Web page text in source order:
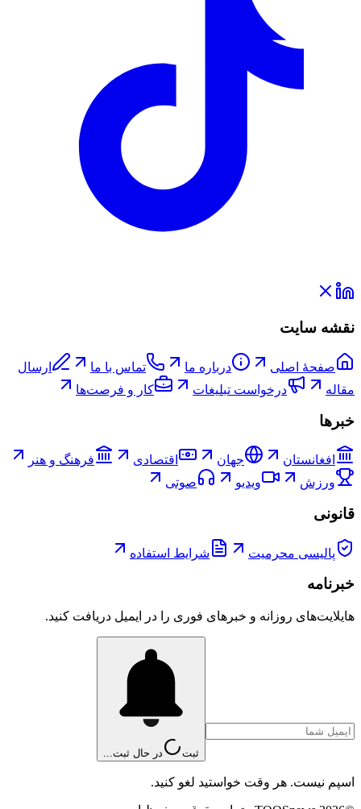
نقشه سایت
صفحۀ اصلی درباره ما تماس با ما
ارسال
مقاله
درخواست تبلیغات کار و فرصت‌ها
خبرها
افغانستان جهان اقتصادی
فرهنگ و هنر
ورزش
ویدیو صوتی
قانونی
پالیسی محرمیت شرایط استفاده
خبرنامه
هایلایت‌های روزانه و خبرهای فوری را در ایمیل دریافت کنید.
ثبت در حال ثبت...
اسپم نیست. هر وقت خواستید لغو کنید.